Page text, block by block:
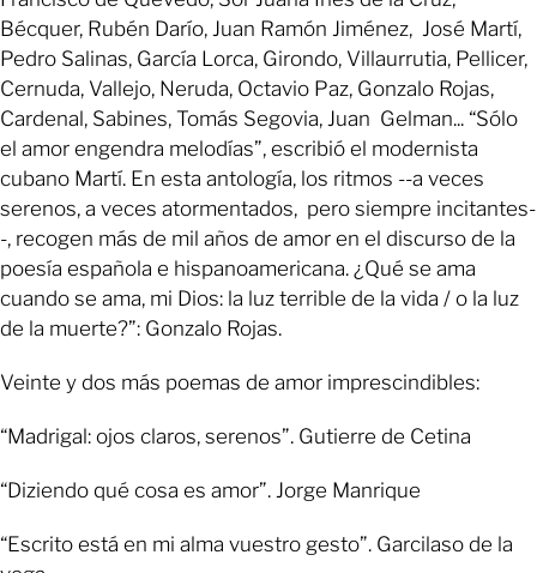
Bécquer, Rubén Darío, Juan Ramón Jiménez, José Martí,
Pedro Salinas, García Lorca, Girondo, Villaurrutia, Pellicer,
Cernuda, Vallejo, Neruda, Octavio Paz, Gonzalo Rojas,
Cardenal, Sabines, Tomás Segovia, Juan Gelman... “Sólo
el amor engendra melodías”, escribió el modernista
cubano Martí. En esta antología, los ritmos --a veces
serenos, a veces atormentados, pero siempre incitantes-
-, recogen más de mil años de amor en el discurso de la
poesía española e hispanoamericana. ¿Qué se ama
cuando se ama, mi Dios: la luz terrible de la vida / o la luz
de la muerte?”: Gonzalo Rojas.
Veinte y dos más poemas de amor imprescindibles:
“Madrigal: ojos claros, serenos”. Gutierre de Cetina
“Diziendo qué cosa es amor”. Jorge Manrique
“Escrito está en mi alma vuestro gesto”. Garcilaso de la